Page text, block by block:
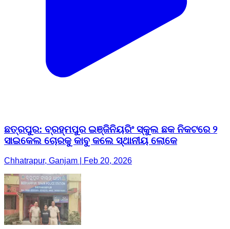
ଛତ୍ରପୁର: ବ୍ରହ୍ମପୁର ଇଞ୍ଜିନିୟରିଂ ସ୍କୁଲ ଛକ ନିକଟରେ ୨
ସାଇକେଲ ଚୋରକୁ କାବୁ କଲେ ସ୍ଥାନୀୟ ଲୋକେ
Chhatrapur, Ganjam | Feb 20, 2026